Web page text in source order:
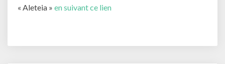
« Aleteia » en suivant ce lien